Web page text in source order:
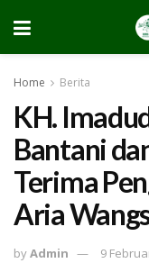
Home Berita
KH.
Bantani
Terima
Aria
byAdmin 9